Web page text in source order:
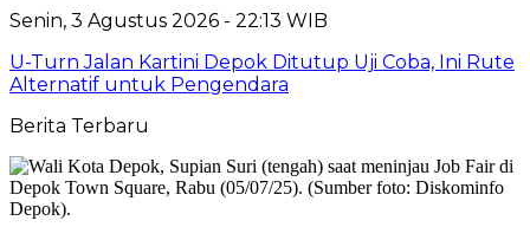
Senin, 3 Agustus 2026 - 22:13 WIB
U-Turn Jalan Kartini Depok Ditutup Uji Coba, Ini Rute
Alternatif untuk Pengendara
Berita Terbaru